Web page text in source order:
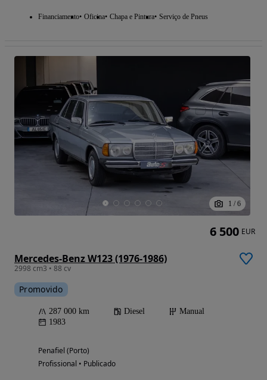
Financiamento Oficina Chapa e Pintura Serviço de Pneus
1 / 6
Mercedes-Benz W123 (1976-1986)
2998 cm3 • 88 cv
Promovido
287 000 km Diesel
Manual
1983
Penafiel (Porto)
Profissional • Publicado
6 500 EUR